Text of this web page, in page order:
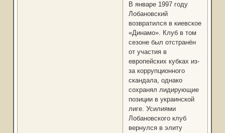
В январе 1997 году
Лобановский
возвратился в киевское
«Динамо». Клуб в том
сезоне был отстранён
от участия в
европейских кубках из-
за коррупционного
скандала, однако
сохранял лидирующие
позиции в украинской
лиге. Усилиями
Лобановского клуб
вернулся в элиту